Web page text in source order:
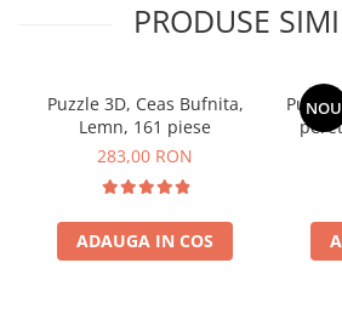
PRODUSE
Puzzle 3D, Ceas Bufnita,
Lemn, 161 piese
283,00 RON
ADAUGA IN COS
NOU